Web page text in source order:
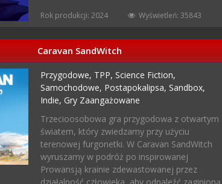
Rok produkcji: 2024 Wyświetleń: 35843
Caravan SandWitch
Przygodowe, TPP,Science Fiction,
Samochodowe, Postapokalipsa,Sandbox,
Indie, Gry Zaangażowane
Trzecioosobowa gra przygodowa z otwartym
światem, który zwiedzamy przy użyciu
terenowej furgonetki. W Caravan SandWitch
wyruszamy w podróż po inspirowanej
Prowansją krainie zdewastowanej przez